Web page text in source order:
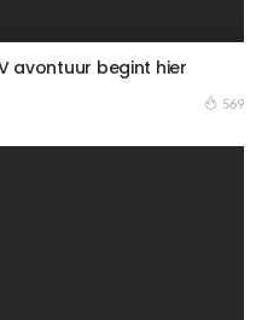
avontuur begint hier
569